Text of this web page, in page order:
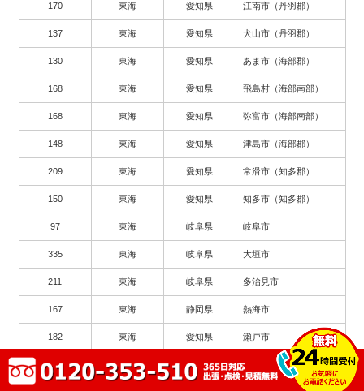
170 東海 愛知県 江南市（丹羽郡）
137 東海 愛知県 犬山市（丹羽郡）
130 東海 愛知県 あま市（海部郡）
168 東海 愛知県 飛島村（海部南部）
168 東海 愛知県 弥富市（海部南部）
148 東海 愛知県 津島市（海部郡）
209 東海 愛知県 常滑市（知多郡）
150 東海 愛知県 知多市（知多郡）
97 東海 岐阜県 岐阜市
335 東海 岐阜県 大垣市
211 東海 岐阜県 多治見市
167 東海 静岡県 熱海市
182 東海 愛知県 瀬戸市
263 東海 愛知県 豊川市